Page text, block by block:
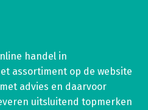
handel in
assortiment op de website
advies en daarvoor
uitsluitend topmerken